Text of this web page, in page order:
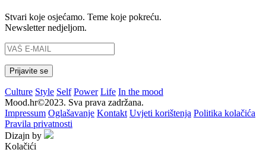
Stvari koje osjećamo. Teme koje pokreću.
Newsletter nedjeljom.
Culture Style Self Power Life In the mood
Mood.hr©2023. Sva prava zadržana.
Impressum Oglašavanje Kontakt Uvjeti korištenja Politika kolačića
Pravila privatnosti
Dizajn by
Kolačići